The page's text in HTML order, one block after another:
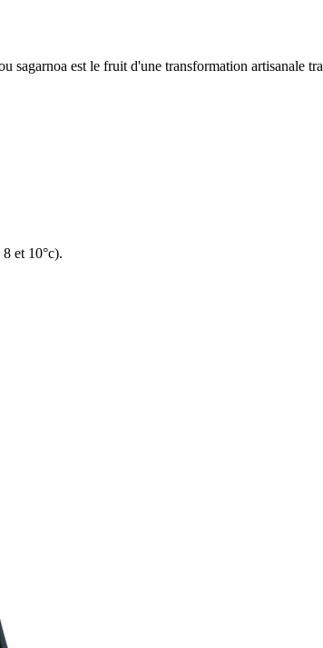
sagarnoa est le fruit d'une transformation artisanale
et 10°c).